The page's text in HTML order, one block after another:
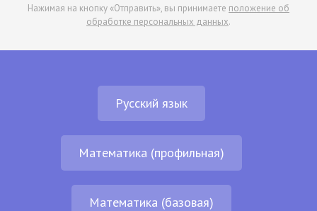
Нажимая на кнопку «Отправить», вы принимаете положение об
обработке персональных данных.
Русский язык
Математика (профильная)
Математика (базовая)